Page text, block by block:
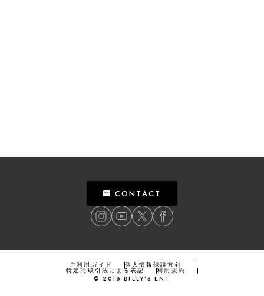
CONTACT
ご利用ガイド 個人情報保護方針
特定商取引法による表記
利用規約
© 2018 BILLY’S ENT